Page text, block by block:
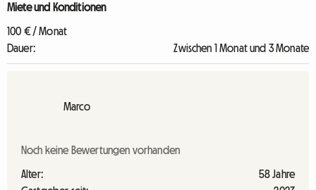
Miete und Konditionen
100 € / Monat
Dauer:
Zwischen 1 Monat und 3 Monate
Marco
Noch keine Bewertungen vorhanden
Alter:
58 Jahre